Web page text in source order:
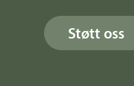
Støtt oss